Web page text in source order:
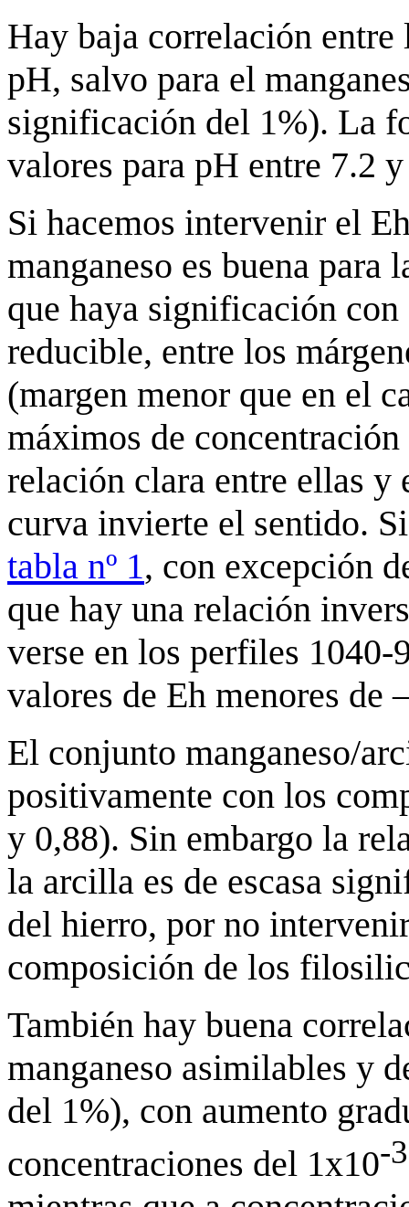
Hay baja correlación entre
pH, salvo para el
significación del 1%). La
valores para pH entre 7.2
Si hacemos intervenir el
manganeso es buena
que haya significación
reducible, entre los
(margen menor que en el
máximos de
relación clara entre ellas
curva invierte el sentido.
tabla nº 1, con excepción
que hay una relación
verse en los perfiles
valores de Eh menores
El conjunto manganeso/
positivamente con los
y 0,88). Sin embargo la
la arcilla es de escasa
del hierro, por no
composición de los
También hay buena
manganeso asimilables y
del 1%), con aumento
concentraciones del 1x10-3